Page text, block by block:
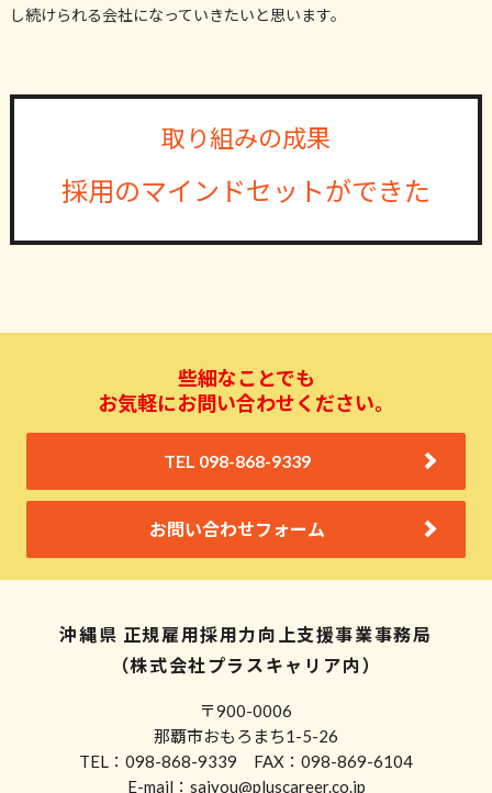
し続けられる会社になっていきたいと思います。
取り組みの成果
採用のマインドセットができた
些細なことでも
お気軽にお問い合わせください。
TEL 098-868-9339
お問い合わせフォーム
沖縄県 正規雇用採用力向上支援事業事務局
（株式会社プラスキャリア内）
〒900-0006
那覇市おもろまち1-5-26
TEL：098-868-9339 FAX：098-869-6104
E-mail：saiyou@pluscareer.co.jp